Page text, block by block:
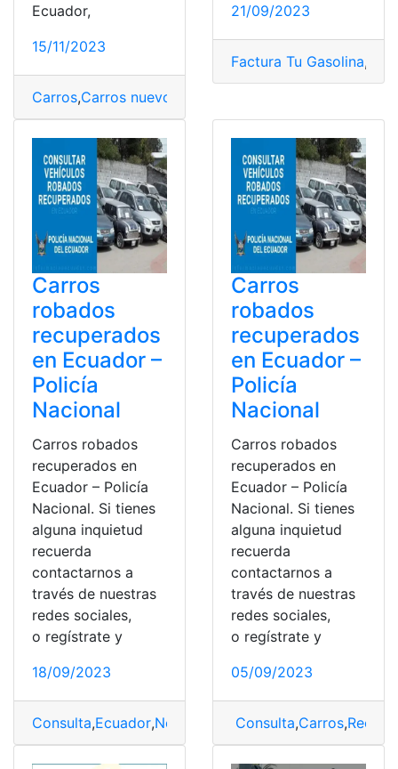
Ecuador,
15/11/2023
Carros,Carros nuevos
21/09/2023
Factura Tu Gasolina,
Carros
robados
recuperados
en Ecuador –
Policía
Nacional
Carros robados
recuperados en
Ecuador – Policía
Nacional. Si tienes
alguna inquietud
recuerda
contactarnos a
través de nuestras
redes sociales,
o regístrate y
18/09/2023
Consulta,Ecuador,Noticias top2
Carros
robados
recuperados
en Ecuador –
Policía
Nacional
Carros robados
recuperados en
Ecuador – Policía
Nacional. Si tienes
alguna inquietud
recuerda
contactarnos a
través de nuestras
redes sociales,
o regístrate y
05/09/2023
Consulta,Carros,